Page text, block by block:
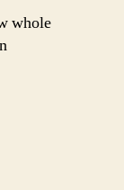
whole